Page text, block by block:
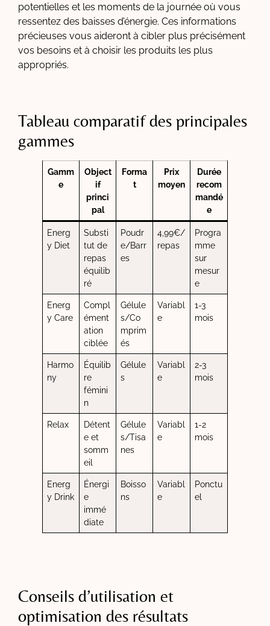
potentielles et les moments de la journée où vous
ressentez des baisses d’énergie. Ces informations
précieuses vous aideront à cibler plus précisément
vos besoins et à choisir les produits les plus
appropriés.
Tableau comparatif des principales
gammes
Gamm
e
Object
if
princi
pal
Forma
t
Prix
moyen
Durée
recom
mandé
e
Energ
y Diet
Substi
tut de
repas
équilib
ré
Poudr
e/Barr
es
4,99€/
repas
Progra
mme
sur
mesur
e
Energ
y Care
Compl
ément
ation
ciblée
Gélule
s/Co
mprim
és
Variabl
e
1-3
mois
Harmo
ny
Équilib
re
fémini
n
Gélule
s
Variabl
e
2-3
mois
Relax
Détent
e et
somm
eil
Gélule
s/Tisa
nes
Variabl
e
1-2
mois
Energ
y Drink
Énergi
e
immé
diate
Boisso
ns
Variabl
e
Ponctu
el
Conseils d’utilisation et
optimisation des résultats